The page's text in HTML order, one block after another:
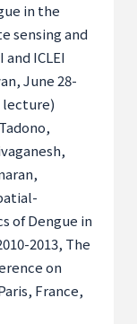
in the
sensing and
and ICLEI
June 28-
of Dengue in
2013, The
on
France,